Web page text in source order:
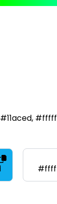
#ffffff